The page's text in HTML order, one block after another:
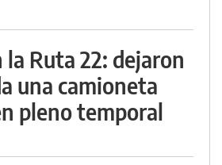
Ruta 22: dejaron
una camioneta
pleno temporal